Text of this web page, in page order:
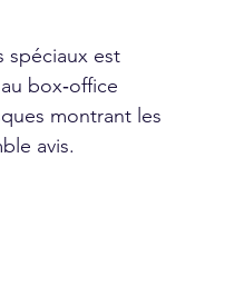
spéciaux est
box‑office
montrant les
avis.